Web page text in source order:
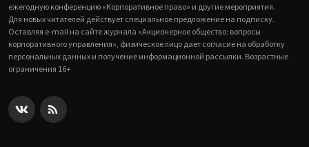
ежегодную конференцию «Корпоративное право» и другие мероприятия.
Для новых читателей действует специальное предложение на подписку.
Оставляя e-mail на сайте журнала «Акционерное общество: вопросы
корпоративного управления», физическое лицо дает согласие на обработку
персональных данных и получение информационной рассылки. Возрастные
ограничения 16+